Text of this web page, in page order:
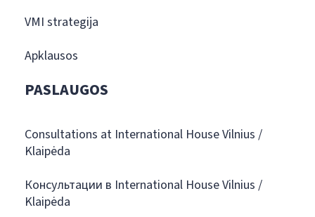
VMI strategija
Apklausos
PASLAUGOS
Consultations at International House Vilnius /
Klaipėda
Консультации в International House Vilnius /
Klaipėda